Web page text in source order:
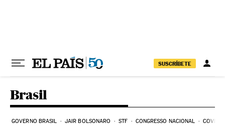
SUSCRÍBETE
Brasil
GOVERNO BRASIL JAIR BOLSONARO STF CONGRESSO NACIONAL COVID-